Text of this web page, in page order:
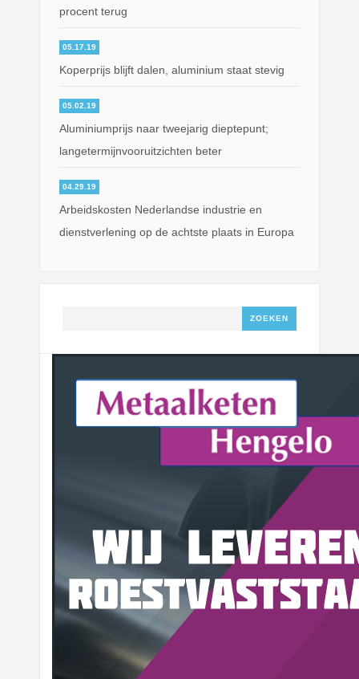
procent terug
05.17.19
Koperprijs blijft dalen, aluminium staat stevig
05.02.19
Aluminiumprijs naar tweejarig dieptepunt;
langetermijnvooruitzichten beter
04.29.19
Arbeidskosten Nederlandse industrie en
dienstverlening op de achtste plaats in Europa